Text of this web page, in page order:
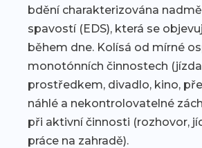
bdění charakterizována
spavostí (EDS), která se
během dne. Kolísá od mírné
monotónních činnostech
prostředkem, divadlo, kino,
náhlé a nekontrolovatelné
při aktivní činnosti (rozhovor,
práce na zahradě).